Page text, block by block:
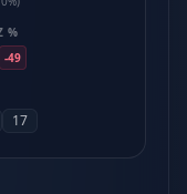
%
-49
17